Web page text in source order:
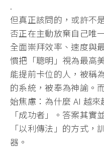
.
但真正該問的，或許不
否正在主動放棄自己唯
全面崇拜效率、速度與
慣把「聰明」視為最高
能提前卡位的人， 被稱
的系統，被奉為神諭。
始焦慮：為什麼 AI 越
「成功者」。答案其實
「以利傳法」的方式，
器。